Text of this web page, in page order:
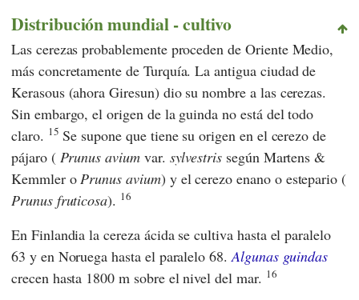
Distribución mundial - cultivo
Las cerezas probablemente proceden de Oriente Medio,
más concretamente de Turquía. La antigua ciudad de
Kerasous (ahora Giresun) dio su nombre a las cerezas.
Sin embargo, el origen de la guinda no está del todo
claro. 15 Se supone que tiene su origen en el cerezo de
pájaro ( Prunus aviumvar. sylvestris según Martens &
Kemmler oPrunus avium) y el cerezo enano o estepario (
Prunus fruticosa). 16
En Finlandia la cereza ácida se cultiva hasta el paralelo
63 y en Noruega hasta el paralelo 68.Algunas guindas
crecen hasta 1800 m sobre el nivel del mar. 16